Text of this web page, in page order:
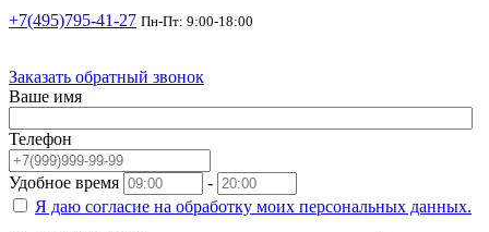
+7(495)795-41-27 Пн-Пт: 9:00-18:00
Заказать обратный звонок
Ваше имя
Телефон
Удобное время
-
Я даю согласие на обработку моих персональных данных.